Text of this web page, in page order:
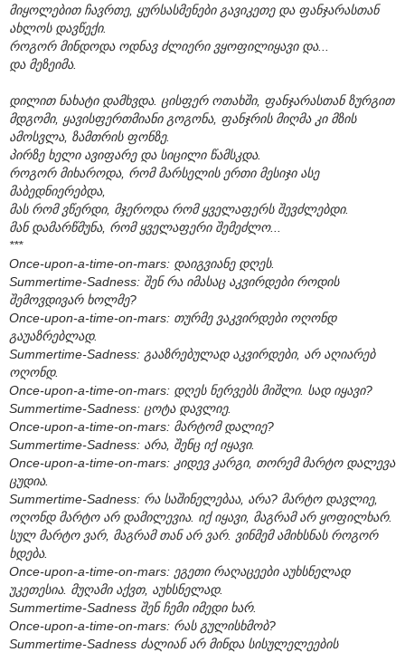
მიყოლებით ჩავრთე, ყურსასმენები გავიკეთე და ფანჯარასთან
ახლოს დავწექი.
როგორ მინდოდა ოდნავ ძლიერი ვყოფილიყავი და...
და მეზეიმა.
დილით ნახატი დამხვდა. ცისფერ ოთახში, ფანჯარასთან ზურგით
მდგომი, ყავისფერთმიანი გოგონა, ფანჯრის მიღმა კი მზის
ამოსვლა, ზამთრის ფონზე.
პირზე ხელი ავიფარე და სიცილი წამსკდა.
როგორ მიხაროდა, რომ მარსელის ერთი მესიჯი ასე
მაბედნიერებდა,
მას რომ ვწერდი, მჯეროდა რომ ყველაფერს შევძლებდი.
მან დამარწმუნა, რომ ყველაფერი შემეძლო...
***
Once-upon-a-time-on-mars: დაიგვიანე დღეს.
Summertime-Sadness: შენ რა იმასაც აკვირდები როდის
შემოვდივარ ხოლმე?
Once-upon-a-time-on-mars: თურმე ვაკვირდები ოღონდ
გაუაზრებლად.
Summertime-Sadness: გააზრებულად აკვირდები, არ აღიარებ
ოღონდ.
Once-upon-a-time-on-mars: დღეს ნერვებს მიშლი. სად იყავი?
Summertime-Sadness: ცოტა დავლიე.
Once-upon-a-time-on-mars: მარტომ დალიე?
Summertime-Sadness: არა, შენც იქ იყავი.
Once-upon-a-time-on-mars: კიდევ კარგი, თორემ მარტო დალევა
ცუდია.
Summertime-Sadness: რა საშინელებაა, არა? მარტო დავლიე,
ოღონდ მარტო არ დამილევია. იქ იყავი, მაგრამ არ ყოფილხარ.
სულ მარტო ვარ, მაგრამ თან არ ვარ. ვინმემ ამიხსნას როგორ
ხდება.
Once-upon-a-time-on-mars: ეგეთი რაღაცეები აუხსნელად
უკეთესია. მუღამი აქვთ, აუხსნელად.
Summertime-Sadness შენ ჩემი იმედი ხარ.
Once-upon-a-time-on-mars: რას გულისხმობ?
Summertime-Sadness ძალიან არ მინდა სისულელეების